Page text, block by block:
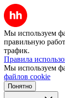
Мы используем
правильную
трафик.
Правила
Мы используем
файлов cookie
Понятно